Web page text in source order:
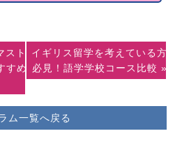
スト
すめ
ム一覧へ戻る
イギリス留学を考えている方
必見！語学学校コース比較 »